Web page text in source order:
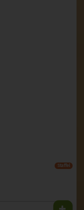
Staffel